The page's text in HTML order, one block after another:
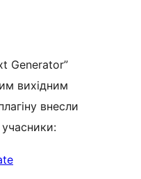
Generator”
вихідним
внесли
учасники: